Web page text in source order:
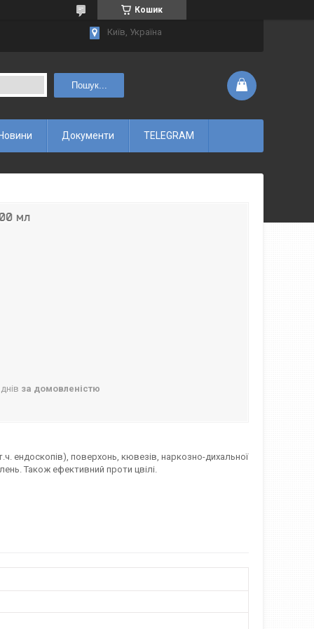
Кошик
Київ, Україна
Пошук...
Документи TELEGRAM
мл
за домовленістю
ендоскопів), поверхонь, кювезів, наркозно-дихальної
Також ефективний проти цвілі.